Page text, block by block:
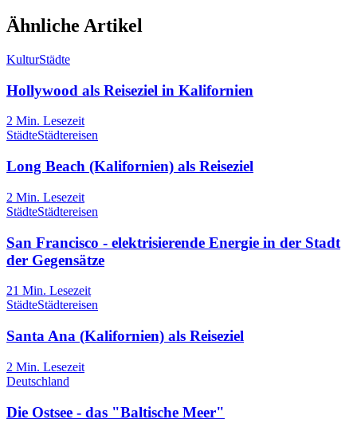
Ähnliche Artikel
KulturStädte
Hollywood als Reiseziel in Kalifornien
2 Min. Lesezeit
StädteStädtereisen
Long Beach (Kalifornien) als Reiseziel
2 Min. Lesezeit
StädteStädtereisen
San Francisco - elektrisierende Energie in der Stadt
der Gegensätze
21 Min. Lesezeit
StädteStädtereisen
Santa Ana (Kalifornien) als Reiseziel
2 Min. Lesezeit
Deutschland
Die Ostsee - das "Baltische Meer"